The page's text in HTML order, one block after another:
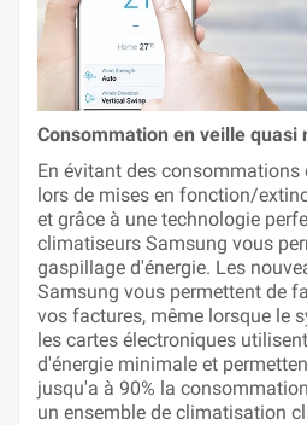
Consommation en veille quasi
En évitant des consommations
lors de mises en fonction/
et grâce à une technologie
climatiseurs Samsung vous
gaspillage d'énergie. Les
Samsung vous permettent de
vos factures, même lorsque le
les cartes électroniques
d'énergie minimale et
jusqu'a à 90% la
un ensemble de climatisation